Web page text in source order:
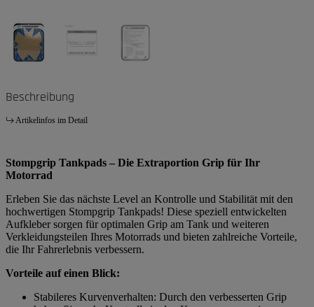
Beschreibung
Artikelinfos im Detail
Stompgrip Tankpads – Die Extraportion Grip für Ihr
Motorrad
Erleben Sie das nächste Level an Kontrolle und Stabilität mit den
hochwertigen Stompgrip Tankpads! Diese speziell entwickelten
Aufkleber sorgen für optimalen Grip am Tank und weiteren
Verkleidungsteilen Ihres Motorrads und bieten zahlreiche Vorteile,
die Ihr Fahrerlebnis verbessern.
Vorteile auf einen Blick:
Stabileres Kurvenverhalten: Durch den verbesserten Grip